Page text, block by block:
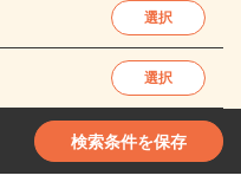
選択
選択
検索条件を保存